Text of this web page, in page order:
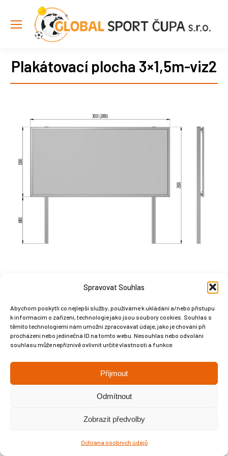
Spravovat Souhlas
Abychom poskytli co nejlepší služby, používáme k ukládání a/nebo přístupu
k informacím o zařízení, technologie jako jsou soubory cookies. Souhlas s
těmito technologiemi nám umožní zpracovávat údaje, jako je chování při
procházení nebo jedinečná ID na tomto webu. Nesouhlas nebo odvolání
souhlasu může nepříznivě ovlivnit určité vlastnosti a funkce.
Přijmout
Odmítnout
Zobrazit předvolby
Ochrana osobních údajů
Plakátovací plocha 3×1,5m-viz2
Copyright © Weiron Dynamics, s.r.o. |Tvorba webových stráneka
SEO